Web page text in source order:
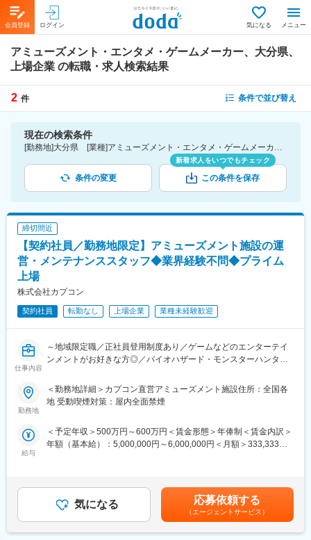
会員登録 ログイン 気になる メニュー
アミューズメント・エンタメ・ゲームメーカー、大分県、
上場企業 の転職・求人検索結果
2 件 条件で並び替え
現在の検索条件
[勤務地]大分県 [業種]アミューズメント・エンタメ・ゲームメーカー-メーカー（機械・電気）業界 [詳細条件](会社・職場の環境)上場企業
条件の変更
新着求人をいつでもチェック
この条件を保存
締切間近
【契約社員／勤務地限定】アミューズメント施設の運
営・メンテナンススタッフ◆業界経験不問◆プライム
上場
株式会社カプコン
契約社員 転勤なし 上場企業 業種未経験歓迎
仕事内容
～地域限定職／正社員登用制度あり／ゲームなどのエンターテイ
ンメントがお好きな方◎／バイオハザード・モンスターハンター
■業務内容：
本業務、店舗の運営、販促企画推進、ゲーム大会やイベントの企
画など、店舗運営に関わる総合的なマネジメント業務をお願いい
◇パート・アルバイトスタッフの採用、教育
◇店舗の運営、販促企画の推進
◇売上・経費管理
◇営業データ管理・分析
勤務地
＜勤務地詳細＞カプコン直営アミューズメント施設住所：全国各
地 受動喫煙対策：屋内全面禁煙
給与
＜予定年収＞500万円～600万円＜賃金形態＞年俸制＜賃金内訳＞
年額（基本給）：5,000,000円～6,000,000円＜月額＞333,333円
規定に基づき別途支給■給与改定：年1回■賞与：年2回（夏・冬）
※基本月額の2ヶ月分ずつを支給。賃金はあくまでも目安の金額で
あり、選考を通じて上下する可能性があります。月給(月額)は固定
手当を含めた表記です。
気になる 応募依頼する
（エージェントサービス）